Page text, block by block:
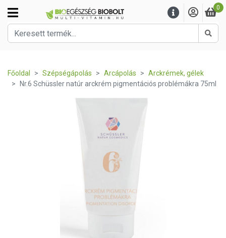
0
Főoldal Szépségápolás Arcápolás
Arckrémek, gélek
Nr.6 Schüssler natúr arckrém pigmentációs problémákra 75ml